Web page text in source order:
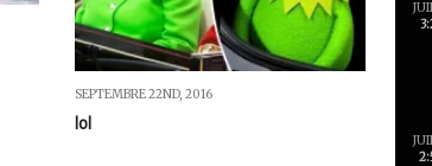
SEPTEMBRE 22ND, 2016
lol